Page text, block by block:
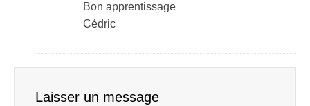
Bon apprentissage
Cédric
Laisser un message